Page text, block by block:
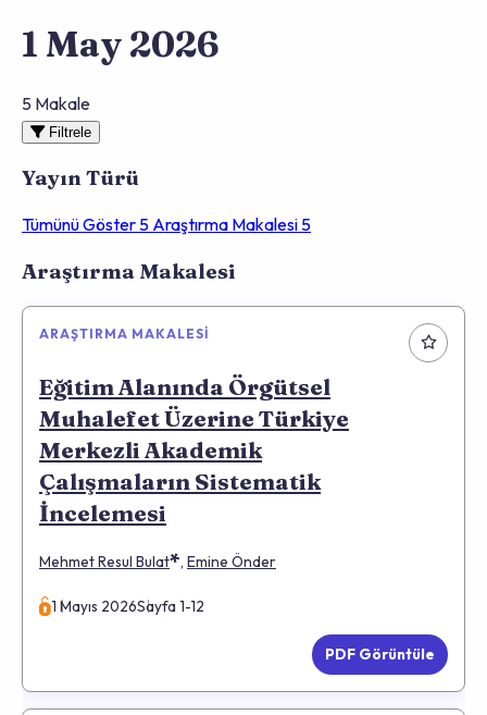
1 May 2026
5 Makale
Filtrele
Yayın Türü
Tümünü Göster 5 Araştırma Makalesi 5
Makaleler
Araştırma Makalesi
ARAŞTIRMA MAKALESI
Eğitim Alanında Örgütsel
Muhalefet Üzerine Türkiye
Merkezli Akademik
Çalışmaların Sistematik
İncelemesi
Mehmet Resul Bulat*, Emine Önder
1 Mayıs 2026Sayfa 1-12
PDF Görüntüle